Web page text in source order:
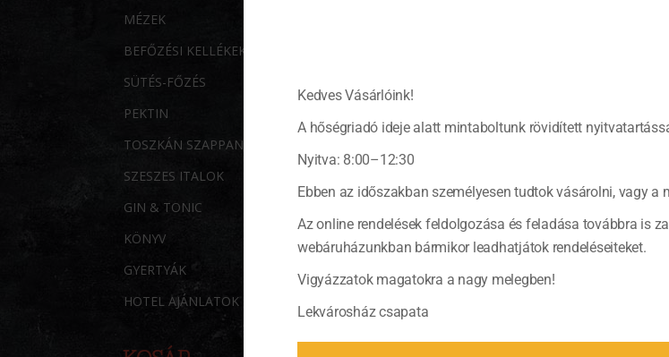
MÉZEK
BEFŐZÉSI KELLÉKEK
SÜTÉS-FŐZÉS
PEKTIN
TOSZKÁN SZAPPANOK
SZESZES ITALOK
GIN & TONIC
KÖNYV
GYERTYÁK
HOTEL AJÁNLATOK
Kedves Vásárlóink!
A hőségriadó ideje alatt mintaboltunk rövidített
Nyitva: 8:00–12:30
Ebben az időszakban személyesen tudtok vásárolni, vagy a
Az online rendelések feldolgozása és feladása továbbra is
webáruházunkban bármikor leadhatjátok rendeléseiteket.
Vigyázzatok magatokra a nagy melegben!
Lekvárosház csapata